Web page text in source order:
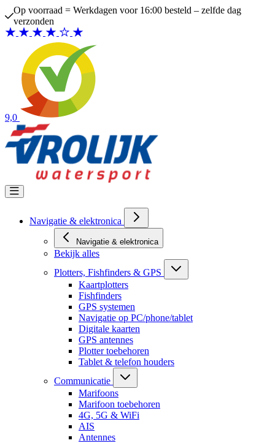
Ga naar de inhoud
Op voorraad = Werkdagen voor 16:00 besteld – zelfde dag
verzonden
9,0
Navigatie & elektronica
Navigatie & elektronica
Bekijk alles
Plotters, Fishfinders & GPS
Kaartplotters
Fishfinders
GPS systemen
Navigatie op PC/phone/tablet
Digitale kaarten
GPS antennes
Plotter toebehoren
Tablet & telefon houders
Communicatie
Marifoons
Marifoon toebehoren
4G, 5G & WiFi
AIS
Antennes